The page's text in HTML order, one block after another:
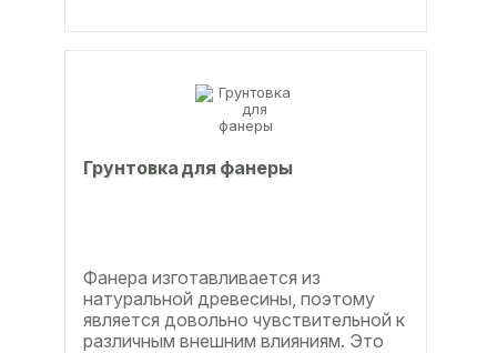
Грунтовка для фанеры
Фанера изготавливается из
натуральной древесины, поэтому
является довольно чувствительной к
различным внешним влияниям. Это